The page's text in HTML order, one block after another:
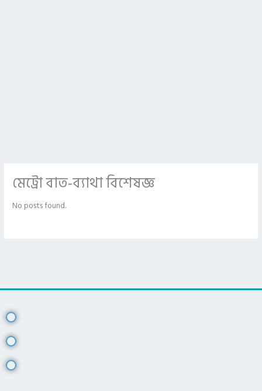
মেট্রো বাত-ব্যাথা বিশেষজ্ঞ
No posts found.